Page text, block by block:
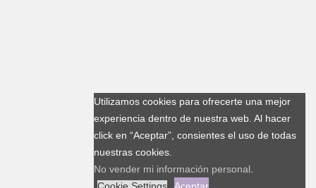
Utilizamos cookies para ofrecerte una mejor
experiencia dentro de nuestra web. Al hacer
click en “Aceptar”, consientes el uso de todas
nuestras cookies.
No vender mi información personal